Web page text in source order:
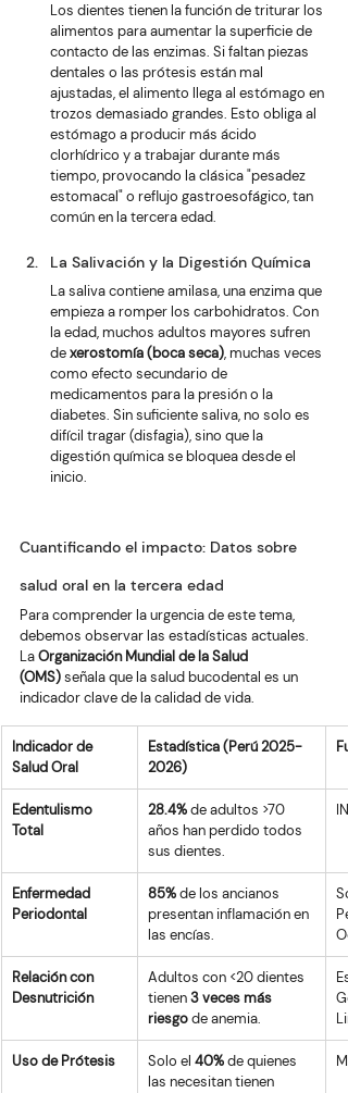
Los dientes tienen la función de triturar los
alimentos para aumentar la superficie de
contacto de las enzimas. Si faltan piezas
dentales o las prótesis están mal
ajustadas, el alimento llega al estómago en
trozos demasiado grandes. Esto obliga al
estómago a producir más ácido
clorhídrico y a trabajar durante más
tiempo, provocando la clásica "pesadez
estomacal" o reflujo gastroesofágico, tan
común en la tercera edad.
La Salivación y la Digestión Química
La saliva contiene amilasa, una enzima que
empieza a romper los carbohidratos. Con
la edad, muchos adultos mayores sufren
de xerostomía (boca seca), muchas veces
como efecto secundario de
medicamentos para la presión o la
diabetes. Sin suficiente saliva, no solo es
difícil tragar (disfagia), sino que la
digestión química se bloquea desde el
inicio.
Cuantificando el impacto: Datos sobre
salud oral en la tercera edad
Para comprender la urgencia de este tema,
debemos observar las estadísticas actuales.
La Organización Mundial de la Salud
(OMS) señala que la salud bucodental es un
indicador clave de la calidad de vida.
Indicador de
Salud Oral
Estadística (Perú 2025-
2026)
Edentulismo
Total
28.4% de adultos >70
años han perdido todos
sus dientes.
Enfermedad
Periodontal
85% de los ancianos
presentan inflamación en
las encías.
Relación con
Desnutrición
Adultos con <20 dientes
tienen 3 veces más
riesgo de anemia.
Uso de Prótesis Solo el 40% de quienes
las necesitan tienen